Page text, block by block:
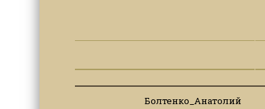
Болтенко_Анатолий